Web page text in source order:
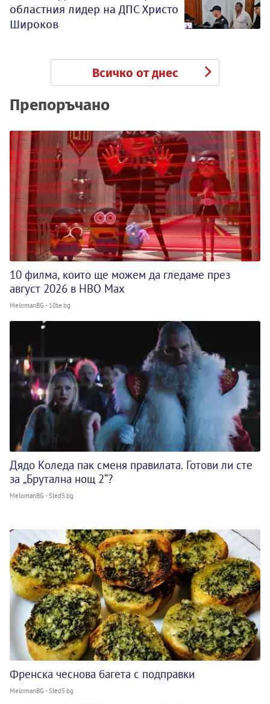
областния лидер на ДПС Христо
Широков
Всичко от днес
Препоръчано
10 филма, които ще можем да гледаме през
август 2026 в HBO Max
MelomanBG - 10te.bg
Дядо Коледа пак сменя правилата. Готови ли сте
за „Брутална нощ 2“?
MelomanBG - Sled5.bg
Френска чеснова багета с подправки
MelomanBG - Sled5.bg